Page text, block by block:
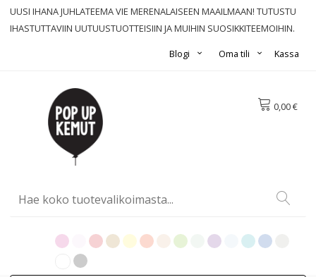
UUSI IHANA JUHLATEEMA VIE MERENALAISEEN MAAILMAAN! TUTUSTU
IHASTUTTAVIIN UUTUUSTUOTTEISIIN JA MUIHIN SUOSIKKITEEMOIHIN.
Kassa
Oma tili
Blogi
0,00 €